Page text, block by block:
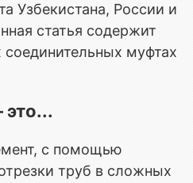
Узбекистана, России и
статья содержит
муфтах
это...
с помощью
труб в сложных